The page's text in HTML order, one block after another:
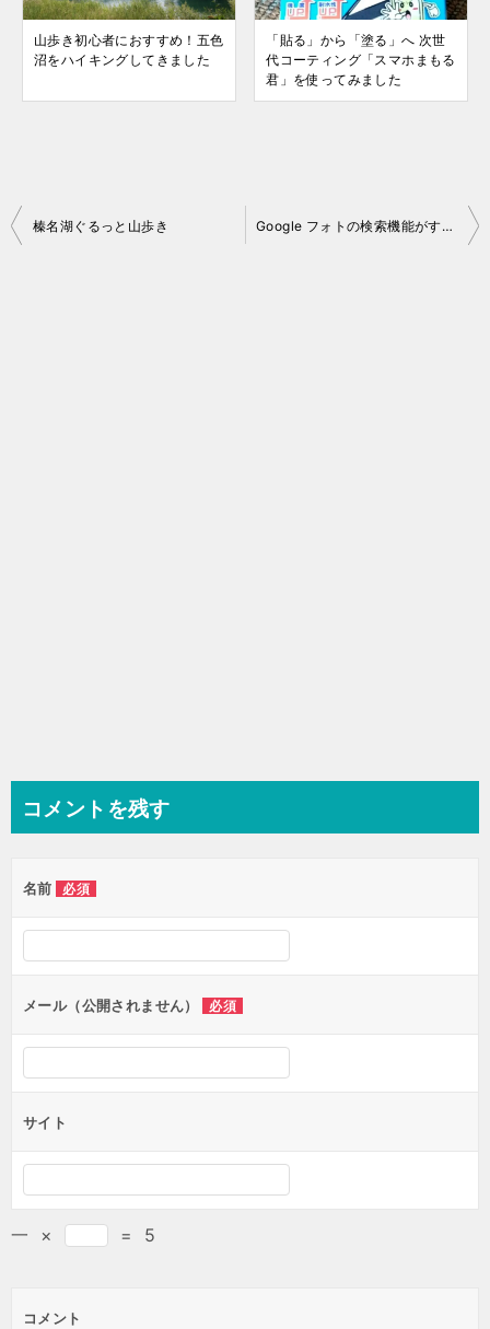
山歩き初心者におすすめ！五色
沼をハイキングしてきました
「貼る」から「塗る」へ 次世
代コーティング「スマホまもる
君」を使ってみました
投
榛名湖ぐるっと山歩き Google フォトの検索機能がすごい件
コメントを残す
名前 必須
メール（公開されません） 必須
サイト
一 × = 5
コメント